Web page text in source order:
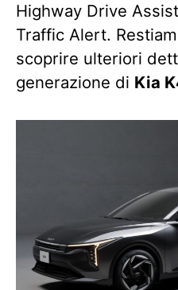
Highway Drive
Traffic Alert.
scoprire ulteriori
generazione di Kia